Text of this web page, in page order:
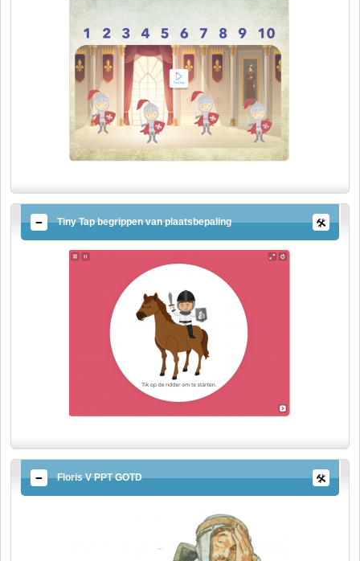
Tiny Tap begrippen van plaatsbepaling
Floris V PPT GOTD